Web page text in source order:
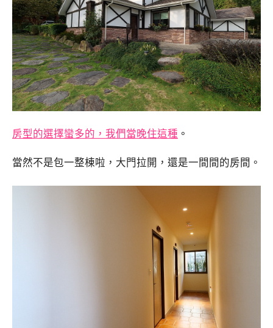
房型的選擇蠻多的，我們當晚住這種 。
當然不是包一整棟啦，大門拉開，還是一間間的房間。